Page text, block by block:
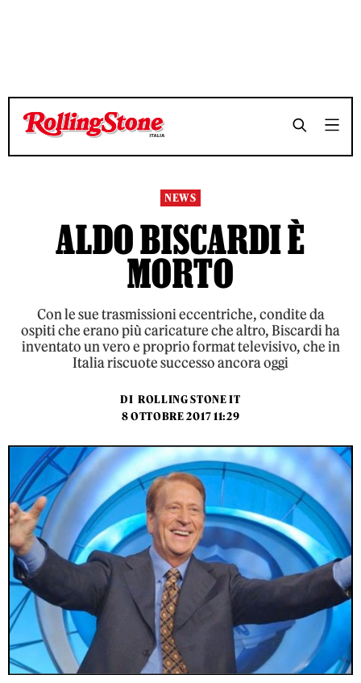
TEMPO DI LETTURA 2 MINUTI SHARE
TEMPO DI LETTURA 2 MINUTI SHARE
NEWS
ALDO BISCARDI È
MORTO
Con le sue trasmissioni eccentriche, condite da
ospiti che erano più caricature che altro, Biscardi ha
inventato un vero e proprio format televisivo, che in
Italia riscuote successo ancora oggi
DI ROLLING STONE IT
8 OTTOBRE 2017 11:29